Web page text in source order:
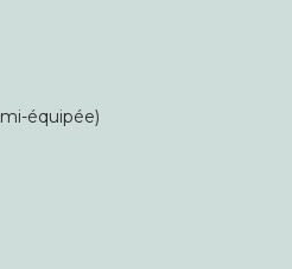
équipée)